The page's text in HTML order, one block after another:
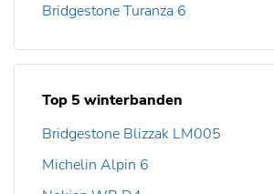
Bridgestone Turanza 6
Top 5 winterbanden
Bridgestone Blizzak LM005
Michelin Alpin 6